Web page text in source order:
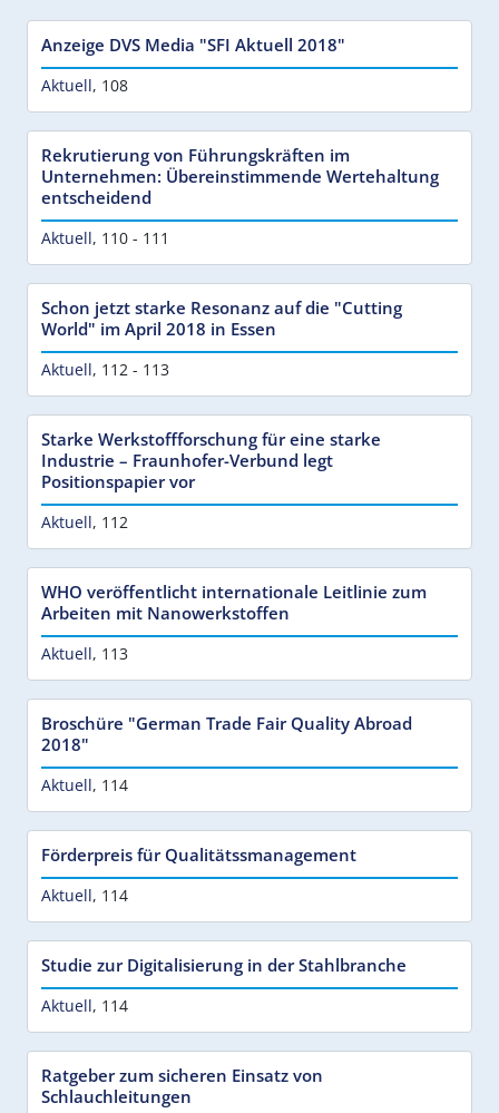
Anzeige DVS Media "SFI Aktuell 2018"
Aktuell, 108
Rekrutierung von Führungskräften im
Unternehmen: Übereinstimmende Wertehaltung
entscheidend
Aktuell, 110 - 111
Schon jetzt starke Resonanz auf die "Cutting
World" im April 2018 in Essen
Aktuell, 112 - 113
Starke Werkstoffforschung für eine starke
Industrie – Fraunhofer-Verbund legt
Positionspapier vor
Aktuell, 112
WHO veröffentlicht internationale Leitlinie zum
Arbeiten mit Nanowerkstoffen
Aktuell, 113
Broschüre "German Trade Fair Quality Abroad
2018"
Aktuell, 114
Förderpreis für Qualitätssmanagement
Aktuell, 114
Studie zur Digitalisierung in der Stahlbranche
Aktuell, 114
Ratgeber zum sicheren Einsatz von
Schlauchleitungen